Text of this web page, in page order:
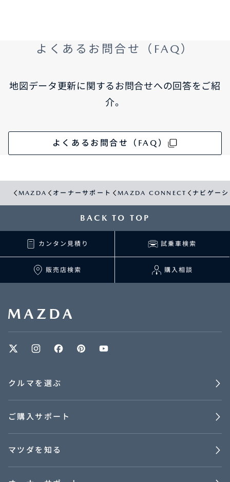
よくあるお問合せ（FAQ）
地図データ更新に関するお問合せへの回答をご紹
介。
よくあるお問合せ（FAQ）
MAZDA オーナーサポート MAZDA CONNECT ナビゲー
BACK TO TOP
カンタン見積り 試乗車検索
販売店検索 購入相談
クルマを選ぶ
ご購入サポート
マツダを知る